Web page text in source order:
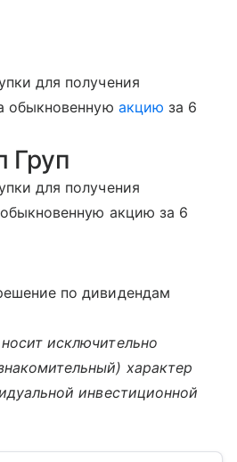
для получения
обыкновенную акцию за 6
Груп
для получения
акцию за 6
по дивидендам
исключительно
характер
инвестиционной